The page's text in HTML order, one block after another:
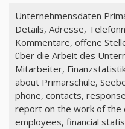
Unternehmensdaten
Details, Adresse,
Kommentare, offene
über die Arbeit des
Mitarbeiter,
about Primarschule,
phone, contacts,
report on the work of the
employees, financial